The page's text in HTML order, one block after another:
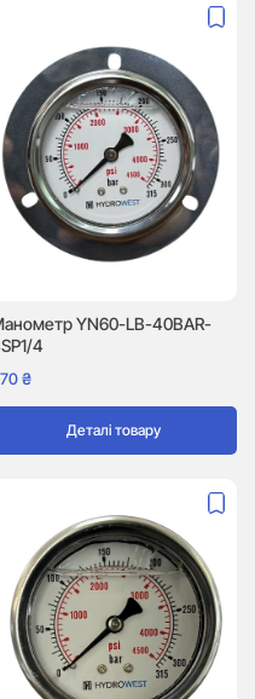
YN60-LB-40BAR-
4
₴
Деталі товару